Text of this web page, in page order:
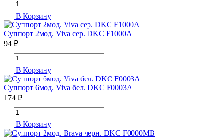
В Корзину
Суппорт 2мод. Viva сер. DKC F1000A
94 ₽
В Корзину
Суппорт 6мод. Viva бел. DKC F0003A
174 ₽
В Корзину